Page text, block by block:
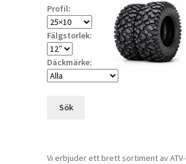
Profil:
Fälgstorlek:
Däckmärke:
Sök
Vi erbjuder ett brett sortiment av ATV-